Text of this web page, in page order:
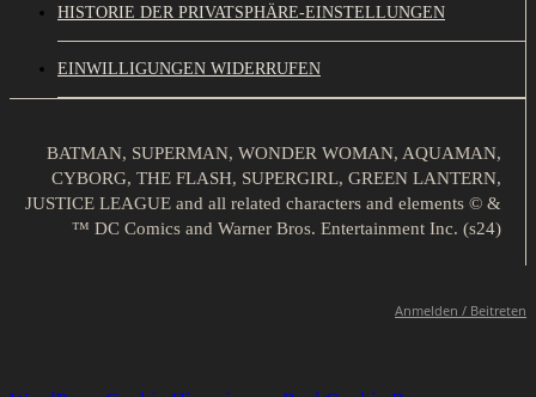
HISTORIE DER PRIVATSPHÄRE-EINSTELLUNGEN
EINWILLIGUNGEN WIDERRUFEN
BATMAN, SUPERMAN, WONDER WOMAN, AQUAMAN,
CYBORG, THE FLASH, SUPERGIRL, GREEN LANTERN,
JUSTICE LEAGUE and all related characters and elements © &
™ DC Comics and Warner Bros. Entertainment Inc. (s24)
Anmelden / Beitreten